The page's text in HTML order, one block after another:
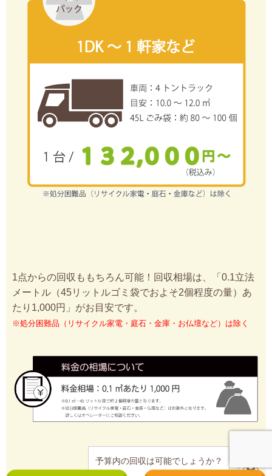
1点からの回収ももちろん可能！回収相場は、「0.1立法
メートル（45リットルゴミ袋でおよそ2個程度の量）あ
たり1,000円」がお目安です。
※処分困難品（リサイクル家電・庭石・金庫・お仏壇など）は除く
予算内の回収は可能でしょうか？